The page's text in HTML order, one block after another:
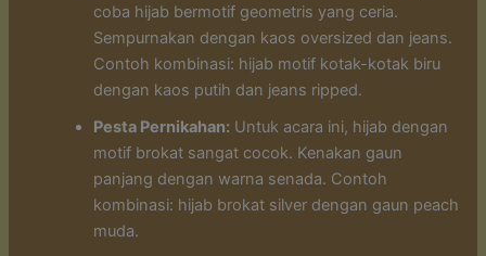
coba hijab bermotif geometris yang ceria.
Sempurnakan dengan kaos oversized dan jeans.
Contoh kombinasi: hijab motif kotak-kotak biru
dengan kaos putih dan jeans ripped.
Pesta Pernikahan: Untuk acara ini, hijab dengan
motif brokat sangat cocok. Kenakan gaun
panjang dengan warna senada. Contoh
kombinasi: hijab brokat silver dengan gaun peach
muda.